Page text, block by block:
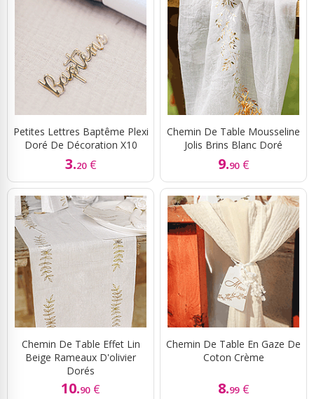
Petites Lettres Baptême Plexi
Doré De Décoration X10
3.20 €
Chemin De Table Mousseline
Jolis Brins Blanc Doré
9.90 €
Chemin De Table Effet Lin
Beige Rameaux D'olivier
Dorés
10.90 €
Chemin De Table En Gaze De
Coton Crème
8.99 €